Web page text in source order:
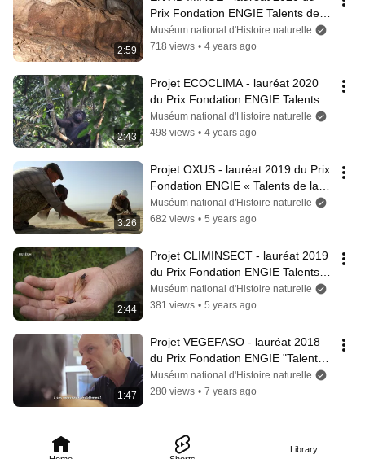
Library
2:59
Prix Fondation ENGIE Talents de la
recherche au Musée de l’Homme
Muséum national d'Histoire naturelle
718 views • 4 years ago
2:43
Projet ECOCLIMA - lauréat 2020
du Prix Fondation ENGIE Talents
de la recherche au Musée de
l’Homme
Muséum national d'Histoire naturelle
498 views • 4 years ago
3:26
Projet OXUS - lauréat 2019 du Prix
Fondation ENGIE « Talents de la
recherche au Musée de l’Homme »
Muséum national d'Histoire naturelle
682 views • 5 years ago
2:44
Projet CLIMINSECT - lauréat 2019
du Prix Fondation ENGIE Talents
de la recherche au Musée de
l’Homme
Muséum national d'Histoire naturelle
381 views • 5 years ago
1:47
Projet VEGEFASO - lauréat 2018
du Prix Fondation ENGIE "Talents
de la recherche au Musée de
l’Homme"
Muséum national d'Histoire naturelle
280 views • 7 years ago